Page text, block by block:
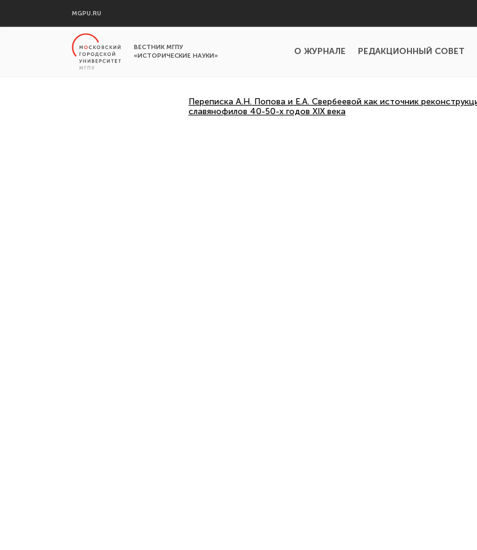
MGPU.RU
ВЕСТНИК МГПУ
«ИСТОРИЧЕСКИЕ НАУКИ»
О ЖУРНАЛЕ РЕДАКЦИОННЫЙ СОВЕТ
Переписка А.Н. Попова и Е.А. Свербеевой как источник
славянофилов 40-50-х годов XIX века